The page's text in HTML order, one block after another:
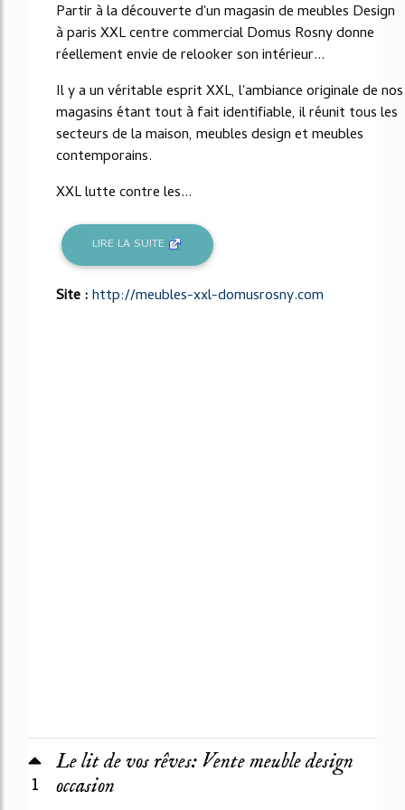
Partir à la découverte d'un magasin de meubles Design
à paris XXL centre commercial Domus Rosny donne
réellement envie de relooker son intérieur...
Il y a un véritable esprit XXL, l'ambiance originale de nos
magasins étant tout à fait identifiable, il réunit tous les
secteurs de la maison, meubles design et meubles
contemporains.
XXL lutte contre les...
LIRE LA SUITE
Site :http://meubles-xxl-domusrosny.com
1
Le lit de vos rêves: Vente meuble design
occasion